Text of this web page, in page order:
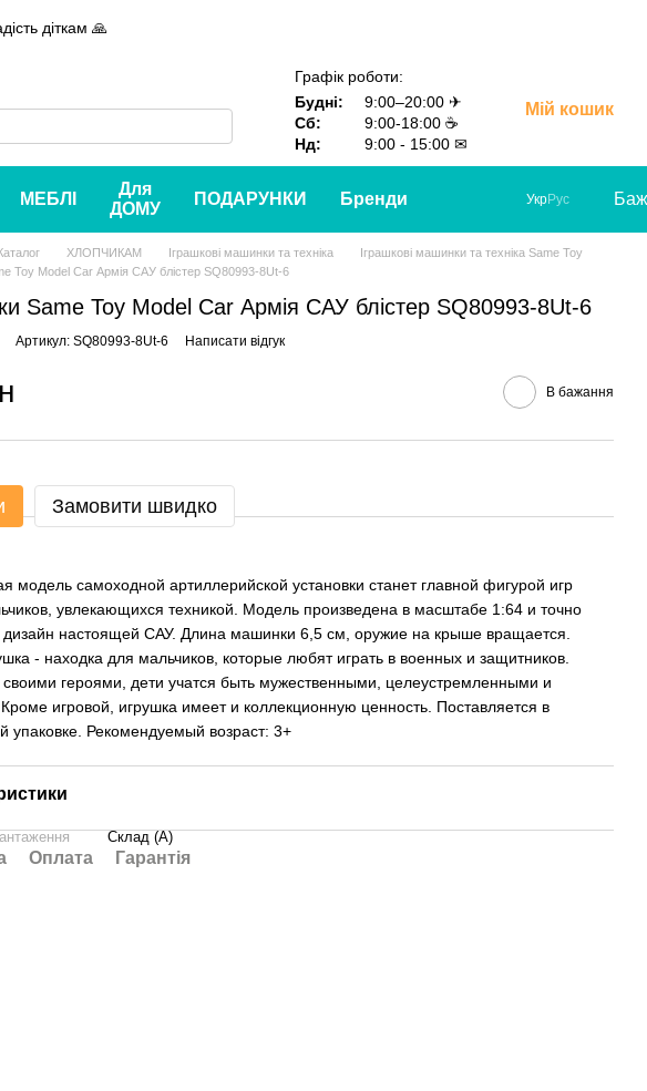
діткам 🙏
Графік роботи:
Будні:
9:00–20:00 ✈
Сб:
9:00-18:00 ☕
Нд:
9:00 - 15:00 ✉
Мій кошик
МЕБЛІ
Для
ДОМУ
ПОДАРУНКИ Бренди УкрРус
ХЛОПЧИКАМ Іграшкові машинки та техніка
Іграшкові машинки та техніка Same Toy
Toy Model Car Армія САУ блістер SQ80993-8Ut-6
Same Toy Model Car Армія САУ блістер SQ80993-8Ut-6
Артикул: SQ80993-8Ut-6 Написати відгук
В бажання
Замовити швидко
модель самоходной артиллерийской установки станет главной фигурой игр
увлекающихся техникой. Модель произведена в масштабе 1:64 и точно
дизайн настоящей САУ. Длина машинки 6,5 см, оружие на крыше вращается.
- находка для мальчиков, которые любят играть в военных и защитников.
своими героями, дети учатся быть мужественными, целеустремленными и
игровой, игрушка имеет и коллекционную ценность. Поставляется в
упаковке. Рекомендуемый возраст: 3+
Склад (А)
Оплата Гарантія